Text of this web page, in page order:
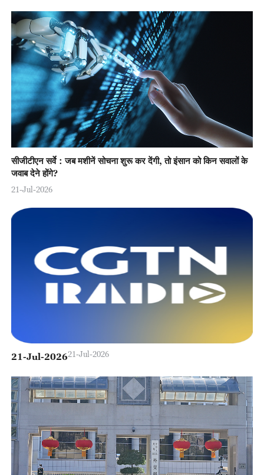
सीजीटीएन सर्वे：जब मशीनें सोचना शुरू कर देंगी, तो इंसान को किन सवालों के
जवाब देने होंगे?
21-Jul-2026
21-Jul-202621-Jul-2026